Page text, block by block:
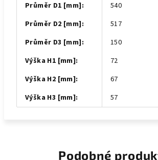
Průměr D1 [mm]:
540
Průměr D2 [mm]:
517
Průměr D3 [mm]:
150
Výška H1 [mm]:
72
Výška H2 [mm]:
67
Výška H3 [mm]: 57
Podobné